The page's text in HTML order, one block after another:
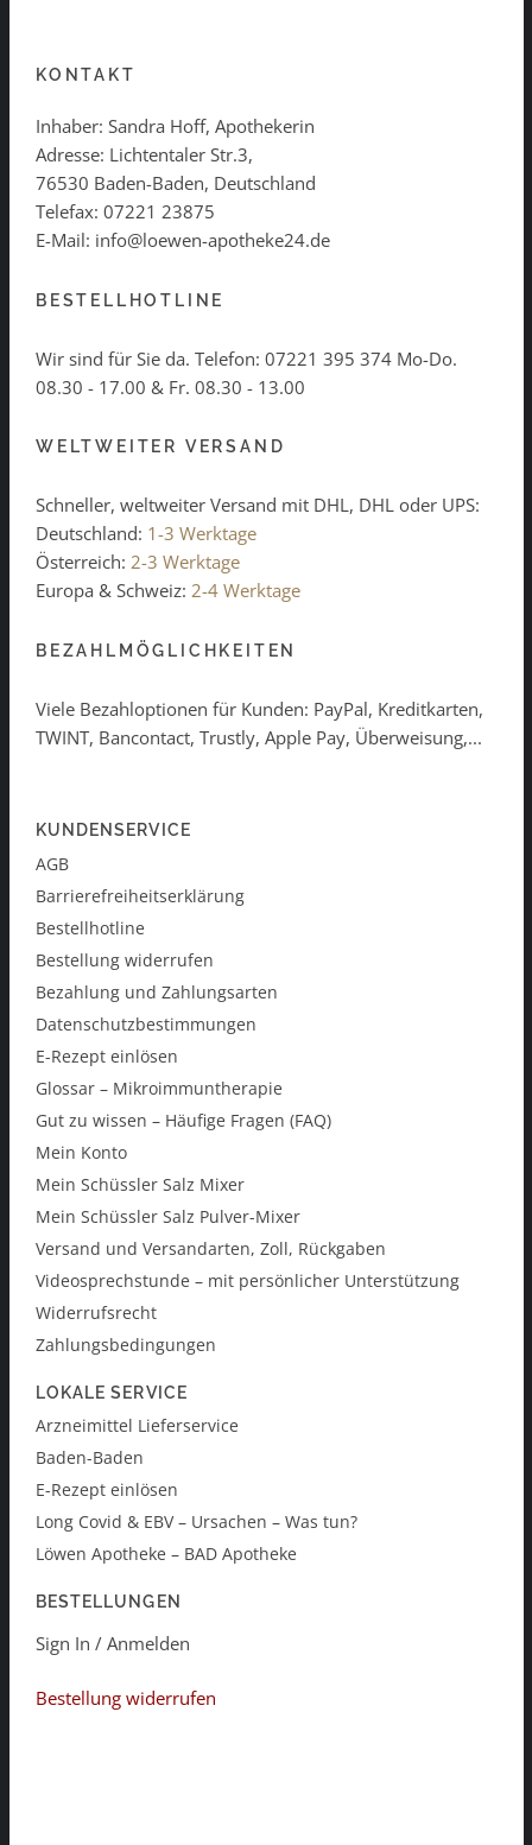
KONTAKT
Inhaber: Sandra Hoff, Apothekerin
Adresse: Lichtentaler Str.3,
76530 Baden-Baden, Deutschland
Telefax: 07221 23875
E-Mail: info@loewen-apotheke24.de
BESTELLHOTLINE
Wir sind für Sie da. Telefon: 07221 395 374 Mo-Do.
08.30 - 17.00 & Fr. 08.30 - 13.00
WELTWEITER VERSAND
Schneller, weltweiter Versand mit DHL, DHL oder UPS:
Deutschland: 1-3 Werktage
Österreich: 2-3 Werktage
Europa & Schweiz: 2-4 Werktage
BEZAHLMÖGLICHKEITEN
Viele Bezahloptionen für Kunden: PayPal, Kreditkarten,
TWINT, Bancontact, Trustly, Apple Pay, Überweisung,...
KUNDENSERVICE
AGB
Barrierefreiheitserklärung
Bestellhotline
Bestellung widerrufen
Bezahlung und Zahlungsarten
Datenschutzbestimmungen
E-Rezept einlösen
Glossar – Mikroimmuntherapie
Gut zu wissen – Häufige Fragen (FAQ)
Mein Konto
Mein Schüssler Salz Mixer
Mein Schüssler Salz Pulver-Mixer
Versand und Versandarten, Zoll, Rückgaben
Videosprechstunde – mit persönlicher Unterstützung
Widerrufsrecht
Zahlungsbedingungen
LOKALE SERVICE
Arzneimittel Lieferservice
Baden-Baden
E-Rezept einlösen
Long Covid & EBV – Ursachen – Was tun?
Löwen Apotheke – BAD Apotheke
BESTELLUNGEN
Sign In / Anmelden
Bestellung widerrufen